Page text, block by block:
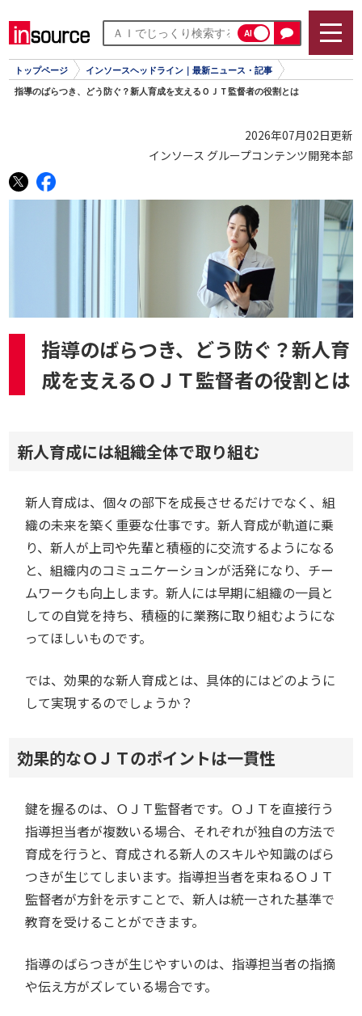
AI
トップページ インソースヘッドライン｜最新ニュース・記事
指導のばらつき、どう防ぐ？新人育成を支えるＯＪＴ監督者の役割とは
2026年07月02日更新
インソース グループコンテンツ開発本部
指導のばらつき、どう防ぐ？新人育
成を支えるＯＪＴ監督者の役割とは
新人育成には組織全体で取り組む
新人育成は、個々の部下を成長させるだけでなく、組
織の未来を築く重要な仕事です。新人育成が軌道に乗
り、新人が上司や先輩と積極的に交流するようになる
と、組織内のコミュニケーションが活発になり、チー
ムワークも向上します。新人には早期に組織の一員と
しての自覚を持ち、積極的に業務に取り組むようにな
ってほしいものです。
では、効果的な新人育成とは、具体的にはどのように
して実現するのでしょうか？
効果的なＯＪＴのポイントは一貫性
鍵を握るのは、ＯＪＴ監督者です。ＯＪＴを直接行う
指導担当者が複数いる場合、それぞれが独自の方法で
育成を行うと、育成される新人のスキルや知識のばら
つきが生じてしまいます。指導担当者を束ねるＯＪＴ
監督者が方針を示すことで、新人は統一された基準で
教育を受けることができます。
指導のばらつきが生じやすいのは、指導担当者の指摘
や伝え方がズレている場合です。